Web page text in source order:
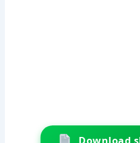
Download